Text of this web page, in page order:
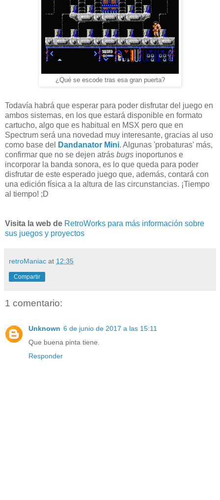
¿Qué se escode tras esa gran puerta?
Todavía habrá que esperar para poder disfrutar del juego en
ambos sistemas, en los que estará disponible en formato
cartucho, algo que es habitual en MSX pero que en
Spectrum será una novedad muy interesante, gracias al uso
como base del
Dandanator Mini. Algunas 'probaturas' más,
confirmar que no se dejen atrás bugs inoportunos e
incorporar la banda sonora, es lo que queda para poder
disfrutar de este esperado juego que, además, contará con
una edición física a la altura de las circunstancias. ¡Tiempo
al tiempo! ;D
Visita la web de RetroWorks para más información sobre
sus juegos y proyectos
retroManiac at 12:35
Compartir
1 comentario:
Unknown 6 de junio de 2017 a las 15:11
Que buena pinta tiene.
Responder